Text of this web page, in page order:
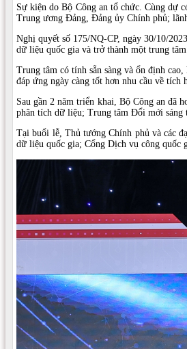
Sự kiện do Bộ Công an tổ chức. Cùng dự
Trung ương Đảng, Đảng ủy Chính phủ;
Nghị quyết số 175/NQ-CP, ngày 30/10/
dữ liệu quốc gia và trở thành một trung
Trung tâm có tính sẵn sàng và ổn định
đáp ứng ngày càng tốt hơn nhu cầu về
Sau gần 2 năm triển khai, Bộ Công an đã
phân tích dữ liệu; Trung tâm Đổi mới
Tại buổi lễ, Thủ tướng Chính phủ và các
dữ liệu quốc gia; Cổng Dịch vụ công quốc